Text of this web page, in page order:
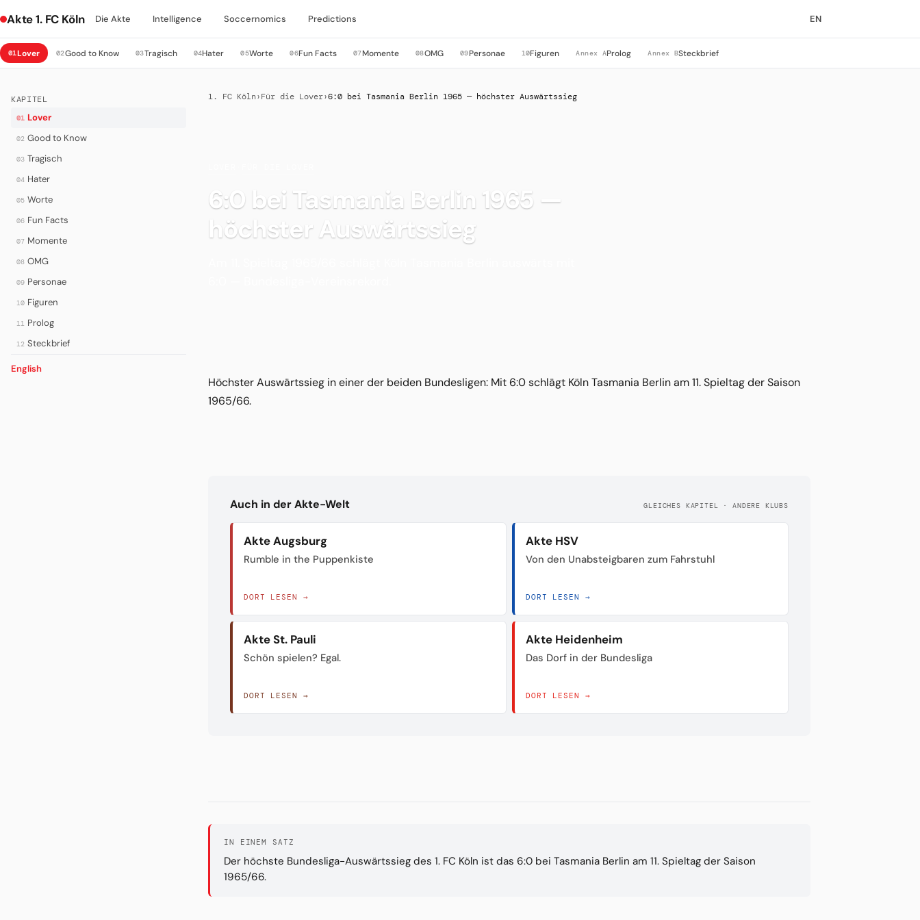
Akte 1. FC Köln Die Akte Intelligence Soccernomics Predictions EN
01Lover 02Good to Know 03Tragisch 04Hater 05Worte 06Fun Facts 07Momente 08OMG 09Personae 10Figuren Annex AProlog Annex BSteckbrief
KAPITEL
01 Lover
02 Good to Know
03 Tragisch
04 Hater
05 Worte
06 Fun Facts
07 Momente
08 OMG
09 Personae
10 Figuren
11 Prolog
12 Steckbrief
English
1. FC Köln› Für die Lover›6:0 bei Tasmania Berlin 1965 — höchster Auswärtssieg
6:0 bei Tasmania Berlin 1965 —
höchster Auswärtssieg
Höchster Auswärtssieg in einer der beiden Bundesligen: Mit 6:0 schlägt Köln Tasmania Berlin am 11. Spieltag der Saison
1965/66.
Auch in der Akte-Welt GLEICHES KAPITEL · ANDERE KLUBS
Akte Augsburg
Rumble in the Puppenkiste
DORT LESEN →
Akte HSV
Von den Unabsteigbaren zum Fahrstuhl
DORT LESEN →
Akte St. Pauli
Schön spielen? Egal.
DORT LESEN →
Akte Heidenheim
Das Dorf in der Bundesliga
DORT LESEN →
IN EINEM SATZ
Der höchste Bundesliga-Auswärtssieg des 1. FC Köln ist das 6:0 bei Tasmania Berlin am 11. Spieltag der Saison
1965/66.